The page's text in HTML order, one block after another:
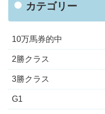
カテゴリー
10万馬券的中
2勝クラス
3勝クラス
G1